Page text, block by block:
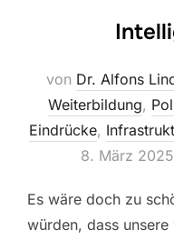
von Dr. Alfons
Weiterbildung,
Eindrücke,
Veröffentlicht
8. März 2025
Es wäre doch zu
würden, dass